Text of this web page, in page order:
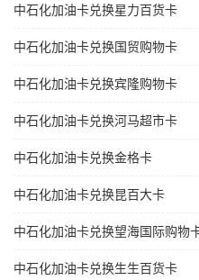
中石化加油卡兑换星力百货卡
中石化加油卡兑换国贸购物卡
中石化加油卡兑换宾隆购物卡
中石化加油卡兑换河马超市卡
中石化加油卡兑换金格卡
中石化加油卡兑换昆百大卡
中石化加油卡兑换望海国际购物
中石化加油卡兑换生生百货卡